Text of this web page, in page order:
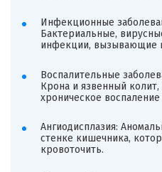
Инфекционные
Бактериальные,
инфекции, вызывающие
Воспалительные
Крона и язвенный
хроническое
Ангиодисплазия:
стенке кишечника,
кровоточить.